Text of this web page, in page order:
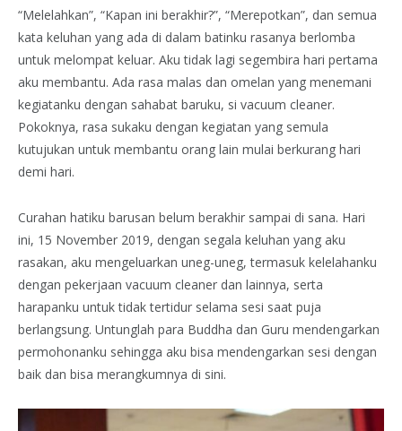
“Melelahkan”, “Kapan ini berakhir?”, “Merepotkan”, dan semua
kata keluhan yang ada di dalam batinku rasanya berlomba
untuk melompat keluar. Aku tidak lagi segembira hari pertama
aku membantu. Ada rasa malas dan omelan yang menemani
kegiatanku dengan sahabat baruku, si vacuum cleaner.
Pokoknya, rasa sukaku dengan kegiatan yang semula
kutujukan untuk membantu orang lain mulai berkurang hari
demi hari.
Curahan hatiku barusan belum berakhir sampai di sana. Hari
ini, 15 November 2019, dengan segala keluhan yang aku
rasakan, aku mengeluarkan uneg-uneg, termasuk kelelahanku
dengan pekerjaan vacuum cleaner dan lainnya, serta
harapanku untuk tidak tertidur selama sesi saat puja
berlangsung. Untunglah para Buddha dan Guru mendengarkan
permohonanku sehingga aku bisa mendengarkan sesi dengan
baik dan bisa merangkumnya di sini.